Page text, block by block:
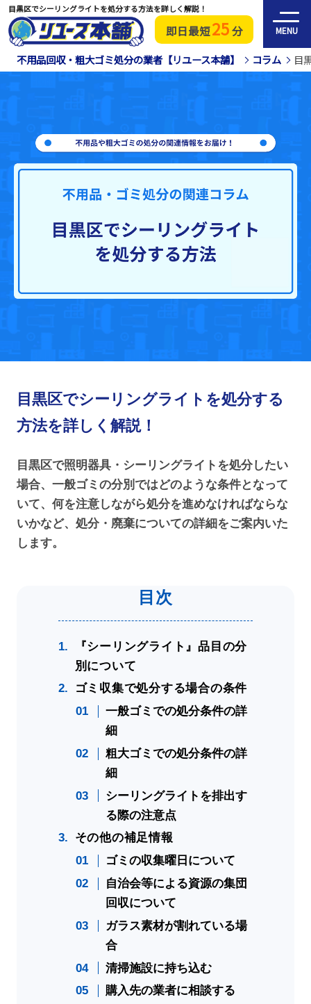
即日最短25分 MENU
目黒区でシーリングライトを処分する方法を詳しく解説！
不用品回収・粗大ゴミ処分の業者【リユース本舗】 コラム 目
目黒区でシーリングライトを処分する
方法を詳しく解説！
目黒区で照明器具・シーリングライトを処分したい
場合、一般ゴミの分別ではどのような条件となって
いて、何を注意しながら処分を進めなければならな
いかなど、処分・廃棄についての詳細をご案内いた
します。
『シーリングライト』品目の分
別について
ゴミ収集で処分する場合の条件
一般ゴミでの処分条件の詳
細
粗大ゴミでの処分条件の詳
細
シーリングライトを排出す
る際の注意点
その他の補足情報
ゴミの収集曜日について
自治会等による資源の集団
回収について
ガラス素材が割れている場
合
清掃施設に持ち込む
購入先の業者に相談する